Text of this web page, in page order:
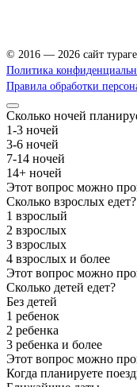
© 2016 — 2026 сайт
Политика
Правила обработки
Сколько ночей
1-3 ночей
3-6 ночей
7-14 ночей
14+ ночей
Этот вопрос можно
Сколько взрослых едет?
1 взрослый
2 взрослых
3 взрослых
4 взрослых и более
Этот вопрос можно
Сколько детей едет?
Без детей
1 ребенок
2 ребенка
3 ребенка и более
Этот вопрос можно
Когда планируете